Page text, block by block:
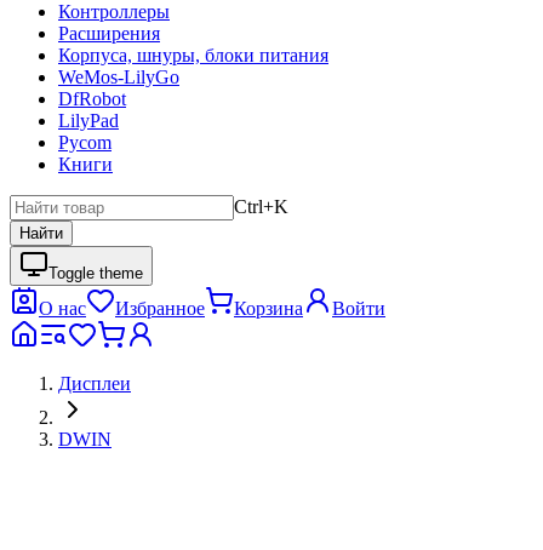
Контроллеры
Расширения
Корпуса, шнуры, блоки питания
WeMos-LilyGo
DfRobot
LilyPad
Pycom
Книги
Ctrl+K
Найти
Toggle theme
О нас Избранное Корзина Войти
Дисплеи
DWIN